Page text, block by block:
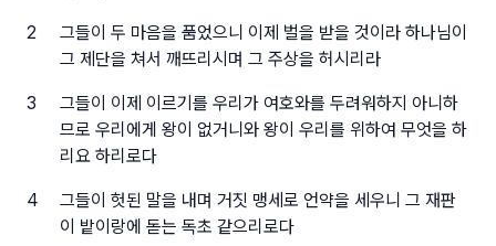
2
그들이 두 마음을 품었으니 이제 벌을 받을 것이라 하나님이
그 제단을 쳐서 깨뜨리시며 그 주상을 허시리라
3
그들이 이제 이르기를 우리가 여호와를 두려워하지 아니하
므로 우리에게 왕이 없거니와 왕이 우리를 위하여 무엇을 하
리요 하리로다
4
그들이 헛된 말을 내며 거짓 맹세로 언약을 세우니 그 재판
이 밭이랑에 돋는 독초 같으리로다